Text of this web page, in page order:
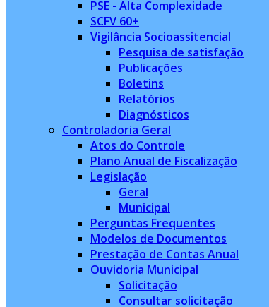
PSE - Alta Complexidade
SCFV 60+
Vigilância Socioassitencial
Pesquisa de satisfação
Publicações
Boletins
Relatórios
Diagnósticos
Controladoria Geral
Atos do Controle
Plano Anual de Fiscalização
Legislação
Geral
Municipal
Perguntas Frequentes
Modelos de Documentos
Prestação de Contas Anual
Ouvidoria Municipal
Solicitação
Consultar solicitação